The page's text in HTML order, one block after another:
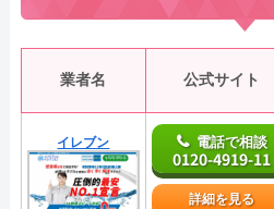
業者名 公式サイト
イレブン 電話で相談
0120-4919-11
詳細を見る